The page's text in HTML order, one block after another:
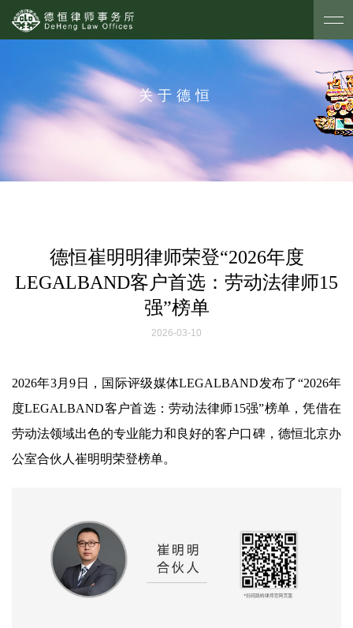
关于德恒
德恒崔明明律师荣登“2026年度
LEGALBAND客户首选：劳动法律师15
强”榜单
2026-03-10
2026年3月9日，国际评级媒体LEGALBAND发布了“2026年
度LEGALBAND客户首选：劳动法律师15强”榜单，凭借在
劳动法领域出色的专业能力和良好的客户口碑，德恒北京办
公室合伙人崔明明荣登榜单。